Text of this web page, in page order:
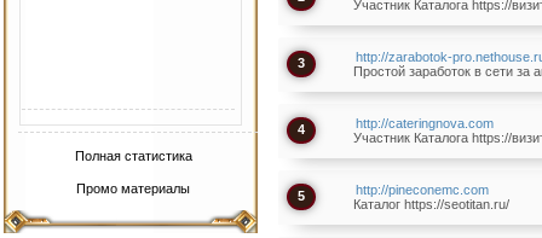
Полная статистика
Промо материалы
Участник Каталога https://
3
http://zarabotok-
Простой заработок в сети за
4
http://cateringnova.com
Участник Каталога https://
5
http://pineconemc.com
Каталог https://seotitan.ru/